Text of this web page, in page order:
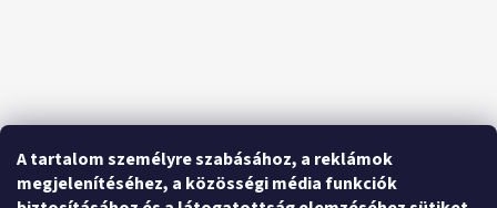
A tartalom személyre szabásához, a reklámok
megjelenítéséhez, a közösségi média funkciók